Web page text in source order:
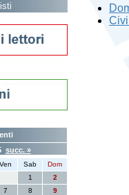
succ. »
Ven Sab
Dom
1
2
7 8
9